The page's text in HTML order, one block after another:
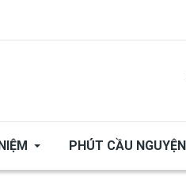
PHÚT CẦU NGUYỆN